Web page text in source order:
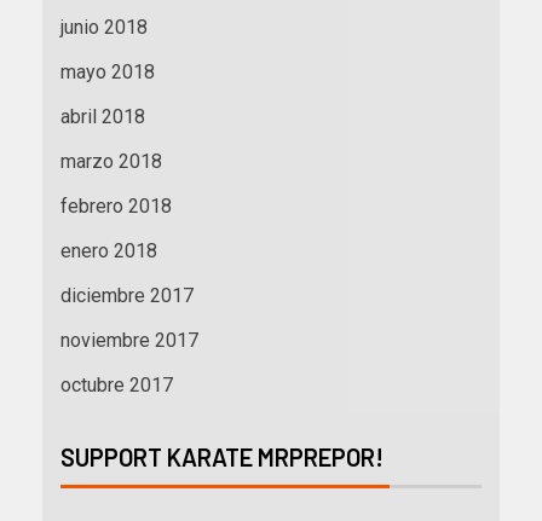
junio 2018
mayo 2018
abril 2018
marzo 2018
febrero 2018
enero 2018
diciembre 2017
noviembre 2017
octubre 2017
SUPPORT KARATE MRPREPOR!